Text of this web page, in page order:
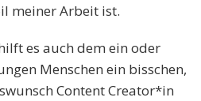
meiner Arbeit ist.
es auch dem ein oder
Menschen ein bisschen,
Content Creator*in